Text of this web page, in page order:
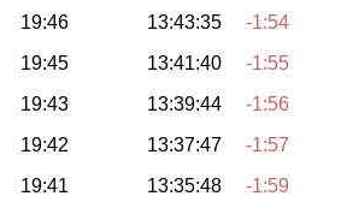
19:46 13:43:35
-1:54
19:45 13:41:40
-1:55
19:43 13:39:44
-1:56
19:42 13:37:47
-1:57
19:41 13:35:48
-1:59